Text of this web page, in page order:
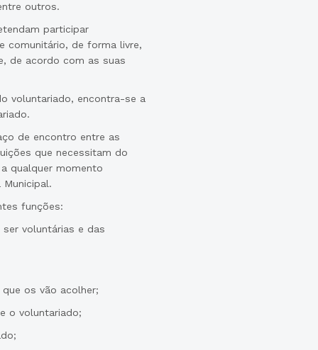
outros.
participar
comunitário, de forma livre,
de acordo com as suas
voluntariado, encontra-se a
de encontro entre as
que necessitam do
qualquer momento
funções:
voluntárias e das
os vão acolher;
o voluntariado;